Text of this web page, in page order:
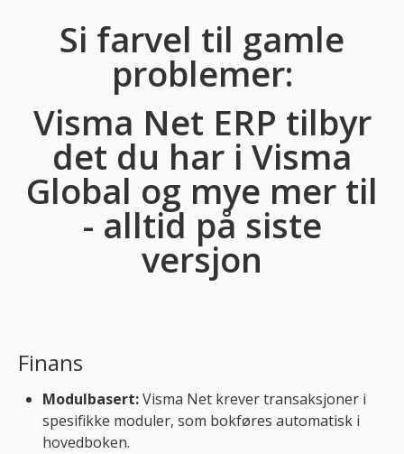
Si farvel til gamle
problemer:
Visma Net ERP tilbyr
det du har i Visma
Global og mye mer til
- alltid på siste
versjon
Finans
Modulbasert:Visma Net krever transaksjoner i
spesifikke moduler, som bokføres automatisk i
hovedboken.